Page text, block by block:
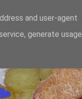
and user-agent
generate usage